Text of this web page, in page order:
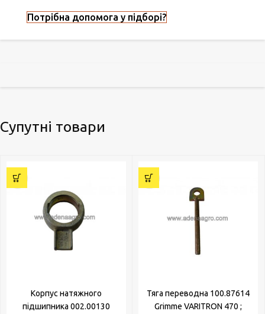
Потрібна допомога у підборі?
Супутні товари
Корпус натяжного
підшипника 002.00130
Тяга переводна 100.87614
Grimme VARITRON 470 ;